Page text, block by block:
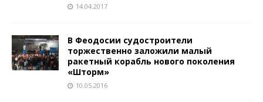
14.04.2017
В Феодосии судостроители
торжественно заложили малый
ракетный корабль нового поколения
«Шторм»
10.05.2016